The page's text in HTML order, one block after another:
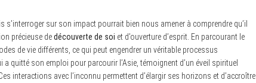
s’interroger sur son impact pourrait bien nous amener à comprendre qu’il
précieuse dedécouverte de soi et d’ouverture d’esprit. En parcourant le
de vie différents, ce qui peut engendrer un véritable processus
a quitté son emploi pour parcourir l’Asie, témoignent d’un éveil spirituel
interactions avec l’inconnu permettent d’élargir ses horizons et d’accroître